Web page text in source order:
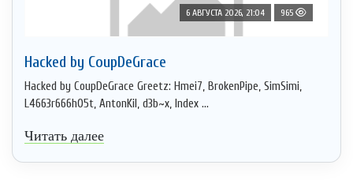
6 АВГУСТА 2026, 21:04 965
Hacked by CoupDeGrace
Hacked by CoupDeGrace Greetz: Hmei7, BrokenPipe, SimSimi,
L4663r666h05t, AntonKil, d3b~x, Index ...
Читать далее